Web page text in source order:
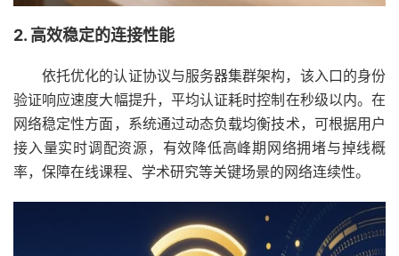
2. 高效稳定的连接性能
依托优化的认证协议与服务器集群架构，该入口的身份
验证响应速度大幅提升，平均认证耗时控制在秒级以内。在
网络稳定性方面，系统通过动态负载均衡技术，可根据用户
接入量实时调配资源，有效降低高峰期网络拥堵与掉线概
率，保障在线课程、学术研究等关键场景的网络连续性。